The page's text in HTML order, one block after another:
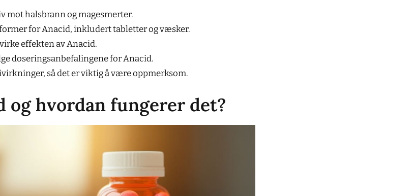
mot halsbrann og magesmerter.
for Anacid, inkludert tabletter og væsker.
effekten av Anacid.
doseringsanbefalingene for Anacid.
så det er viktig å være oppmerksom.
og hvordan fungerer det?